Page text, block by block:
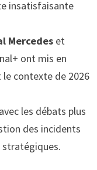
insatisfaisante
Mercedeset
ont mis en
contexte de 2026
les débats plus
des incidents
stratégiques.